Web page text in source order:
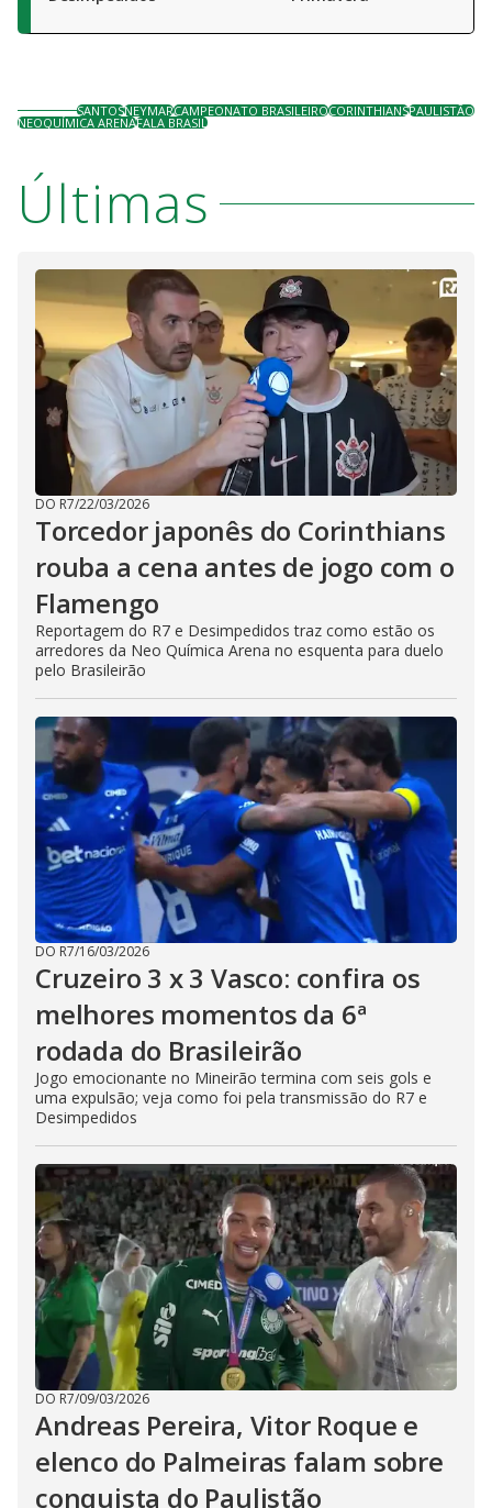
SANTOSNEYMARCAMPEONATO BRASILEIROCORINTHIANSPAULISTÃO
NEOQUÍMICA ARENAFALA BRASIL
Últimas
DO R7/22/03/2026
Torcedor japonês do Corinthians
rouba a cena antes de jogo com o
Flamengo
Reportagem do R7 e Desimpedidos traz como estão os
arredores da Neo Química Arena no esquenta para duelo
pelo Brasileirão
DO R7/16/03/2026
Cruzeiro 3 x 3 Vasco: confira os
melhores momentos da 6ª
rodada do Brasileirão
Jogo emocionante no Mineirão termina com seis gols e
uma expulsão; veja como foi pela transmissão do R7 e
Desimpedidos
DO R7/09/03/2026
Andreas Pereira, Vitor Roque e
elenco do Palmeiras falam sobre
conquista do Paulistão